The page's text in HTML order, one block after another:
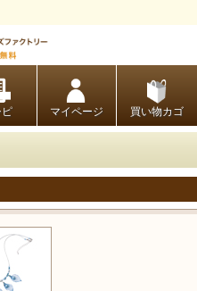
ピ マイページ 買い物カゴ